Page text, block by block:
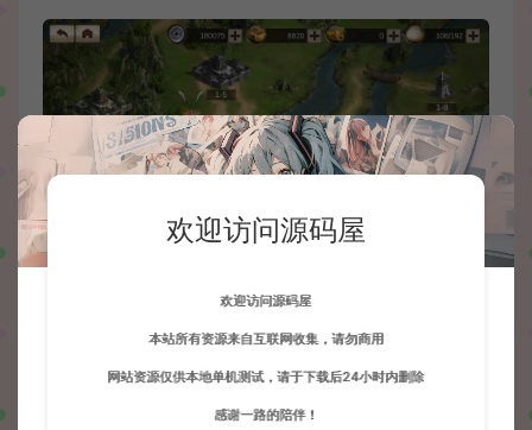
欢迎访问源码屋
欢迎访问源码屋
本站所有资源来自互联网收集，请勿商用
网站资源仅供本地单机测试，请于下载后24小时内删除
感谢一路的陪伴！